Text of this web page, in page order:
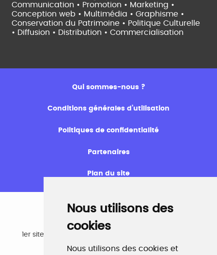
Nous utilisons des
cookies
Nous utilisons des cookies et
Communication • Promotion • Marketing •
Conception web • Multimédia • Graphisme •
Conservation du Patrimoine • Politique Culturelle
• Diffusion • Distribution • Commercialisation
Qui sommes-nous ?
Conditions générales d’utilisation
Politiques de confidentialité
Partenaires
Plan du site
Emploi
1er site emploi du secteur culturel 784.000 visites et
www.profilculture.com